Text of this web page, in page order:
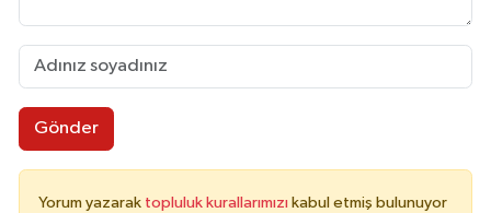
Gönder
Yorum yazarak topluluk kurallarımızı kabul etmiş bulunuyor